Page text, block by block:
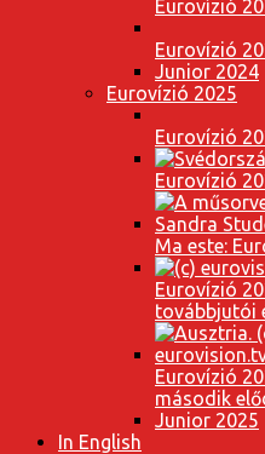
Eurovízió
Eurovízió
Junior 2024
Eurovízió 2025
Eurovízió
Eurovízió
Ma este:
Eurovízió
továbbjutói
Eurovízió
második
Junior 2025
In English